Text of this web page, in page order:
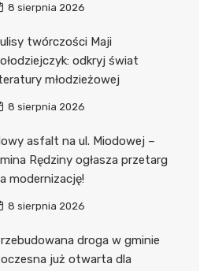
8 sierpnia 2026
twórczości Maji
odkryj świat
młodzieżowej
8 sierpnia 2026
asfalt na ul. Miodowej –
Rędziny ogłasza przetarg
modernizację!
8 sierpnia 2026
droga w gminie
już otwarta dla